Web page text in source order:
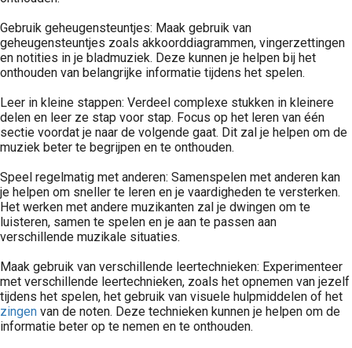
Gebruik geheugensteuntjes: Maak gebruik van
geheugensteuntjes zoals akkoorddiagrammen, vingerzettingen
en notities in je bladmuziek. Deze kunnen je helpen bij het
onthouden van belangrijke informatie tijdens het spelen.
Leer in kleine stappen: Verdeel complexe stukken in kleinere
delen en leer ze stap voor stap. Focus op het leren van één
sectie voordat je naar de volgende gaat. Dit zal je helpen om de
muziek beter te begrijpen en te onthouden.
Speel regelmatig met anderen: Samenspelen met anderen kan
je helpen om sneller te leren en je vaardigheden te versterken.
Het werken met andere muzikanten zal je dwingen om te
luisteren, samen te spelen en je aan te passen aan
verschillende muzikale situaties.
Maak gebruik van verschillende leertechnieken: Experimenteer
met verschillende leertechnieken, zoals het opnemen van jezelf
tijdens het spelen, het gebruik van visuele hulpmiddelen of het
zingen van de noten. Deze technieken kunnen je helpen om de
informatie beter op te nemen en te onthouden.